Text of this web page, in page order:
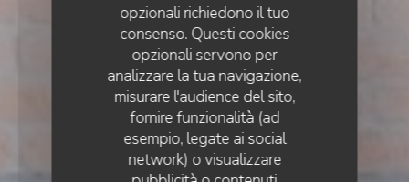
opzionali richiedono il tuo
consenso. Questi cookies
opzionali servono per
analizzare la tua navigazione,
misurare l'audience del sito,
fornire funzionalità (ad
esempio, legate ai social
network) o visualizzare
RESTAURANT TRADITIONNEL
• PORNIC
LE LAUMAS